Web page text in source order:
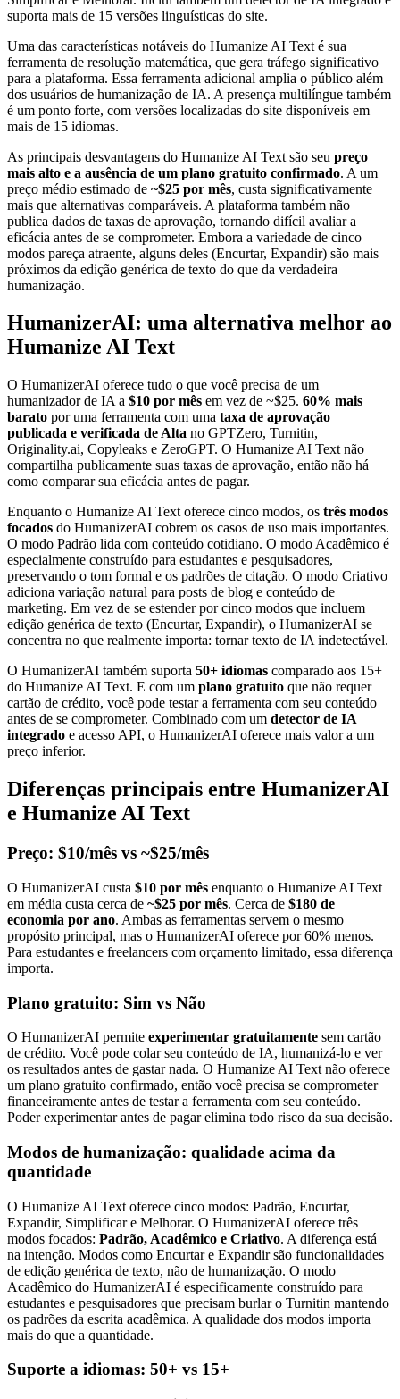
suporta mais de 15 versões linguísticas do site.
Uma das características notáveis do Humanize AI Text é sua
ferramenta de resolução matemática, que gera tráfego significativo
para a plataforma. Essa ferramenta adicional amplia o público além
dos usuários de humanização de IA. A presença multilíngue também
é um ponto forte, com versões localizadas do site disponíveis em
mais de 15 idiomas.
As principais desvantagens do Humanize AI Text são seu preço
mais alto e a ausência de um plano gratuito confirmado. A um
preço médio estimado de ~$25 por mês, custa significativamente
mais que alternativas comparáveis. A plataforma também não
publica dados de taxas de aprovação, tornando difícil avaliar a
eficácia antes de se comprometer. Embora a variedade de cinco
modos pareça atraente, alguns deles (Encurtar, Expandir) são mais
próximos da edição genérica de texto do que da verdadeira
humanização.
HumanizerAI: uma alternativa melhor ao
Humanize AI Text
O HumanizerAI oferece tudo o que você precisa de um
humanizador de IA a $10 por mês em vez de ~$25. 60% mais
barato por uma ferramenta com uma taxa de aprovação
publicada e verificada de Alta no GPTZero, Turnitin,
Originality.ai, Copyleaks e ZeroGPT. O Humanize AI Text não
compartilha publicamente suas taxas de aprovação, então não há
como comparar sua eficácia antes de pagar.
Enquanto o Humanize AI Text oferece cinco modos, os três modos
focados do HumanizerAI cobrem os casos de uso mais importantes.
O modo Padrão lida com conteúdo cotidiano. O modo Acadêmico é
especialmente construído para estudantes e pesquisadores,
preservando o tom formal e os padrões de citação. O modo Criativo
adiciona variação natural para posts de blog e conteúdo de
marketing. Em vez de se estender por cinco modos que incluem
edição genérica de texto (Encurtar, Expandir), o HumanizerAI se
concentra no que realmente importa: tornar texto de IA indetectável.
O HumanizerAI também suporta 50+ idiomas comparado aos 15+
do Humanize AI Text. E com um plano gratuito que não requer
cartão de crédito, você pode testar a ferramenta com seu conteúdo
antes de se comprometer. Combinado com um detector de IA
integrado e acesso API, o HumanizerAI oferece mais valor a um
preço inferior.
Diferenças principais entre HumanizerAI
e Humanize AI Text
Preço: $10/mês vs ~$25/mês
O HumanizerAI custa $10 por mês enquanto o Humanize AI Text
em média custa cerca de ~$25 por mês. Cerca de $180 de
economia por ano. Ambas as ferramentas servem o mesmo
propósito principal, mas o HumanizerAI oferece por 60% menos.
Para estudantes e freelancers com orçamento limitado, essa diferença
importa.
Plano gratuito: Sim vs Não
O HumanizerAI permite experimentar gratuitamente sem cartão
de crédito. Você pode colar seu conteúdo de IA, humanizá-lo e ver
os resultados antes de gastar nada. O Humanize AI Text não oferece
um plano gratuito confirmado, então você precisa se comprometer
financeiramente antes de testar a ferramenta com seu conteúdo.
Poder experimentar antes de pagar elimina todo risco da sua decisão.
Modos de humanização: qualidade acima da
quantidade
O Humanize AI Text oferece cinco modos: Padrão, Encurtar,
Expandir, Simplificar e Melhorar. O HumanizerAI oferece três
modos focados: Padrão, Acadêmico e Criativo. A diferença está
na intenção. Modos como Encurtar e Expandir são funcionalidades
de edição genérica de texto, não de humanização. O modo
Acadêmico do HumanizerAI é especificamente construído para
estudantes e pesquisadores que precisam burlar o Turnitin mantendo
os padrões da escrita acadêmica. A qualidade dos modos importa
mais do que a quantidade.
Suporte a idiomas: 50+ vs 15+